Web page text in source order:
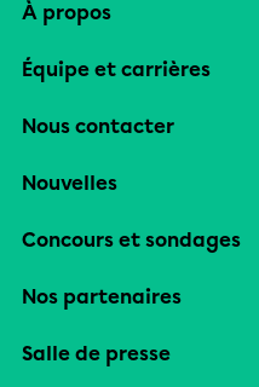
À propos
Équipe et carrières
Nous contacter
Nouvelles
Concours et sondages
Nos partenaires
Salle de presse